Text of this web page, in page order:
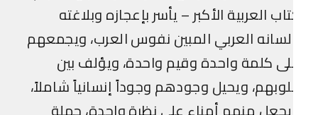
العربية الأكبر – يأسر بإعجازه وبلاغته
العربي المبين نفوس العرب، ويجمعهم
كلمة واحدة وقيم واحدة، ويؤلف بين
ويحيل وجودهم وجوداً إنسانياً شاملاً،